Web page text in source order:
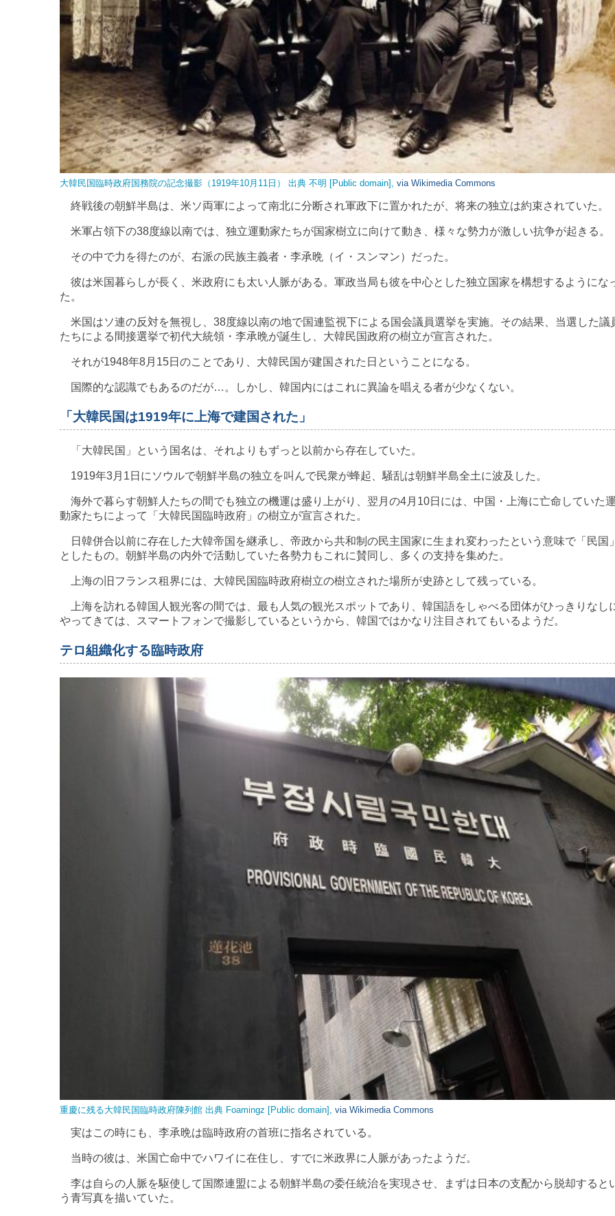
大韓民国臨時政府国務院の記念撮影（1919年10月11日） 出典 不明 [Public domain], via Wikimedia Commons
終戦後の朝鮮半島は、米ソ両軍によって南北に分断され軍政下に置かれたが、将来の独立は約束されていた。
米軍占領下の38度線以南では、独立運動家たちが国家樹立に向けて動き、様々な勢力が激しい抗争が起きる。
その中で力を得たのが、右派の民族主義者・李承晩（イ・スンマン）だった。
彼は米国暮らしが長く、米政府にも太い人脈がある。軍政当局も彼を中心とした独立国家を構想するようにな
た。
米国はソ連の反対を無視し、38度線以南の地で国連監視下による国会議員選挙を実施。その結果、当選した議
たちによる間接選挙で初代大統領・李承晩が誕生し、大韓民国政府の樹立が宣言された。
それが1948年8月15日のことであり、大韓民国が建国された日ということになる。
国際的な認識でもあるのだが…。しかし、韓国内にはこれに異論を唱える者が少なくない。
「大韓民国は1919年に上海で建国された」
「大韓民国」という国名は、それよりもずっと以前から存在していた。
1919年3月1日にソウルで朝鮮半島の独立を叫んで民衆が蜂起、騒乱は朝鮮半島全土に波及した。
海外で暮らす朝鮮人たちの間でも独立の機運は盛り上がり、翌月の4月10日には、中国・上海に亡命していた
動家たちによって「大韓民国臨時政府」の樹立が宣言された。
日韓併合以前に存在した大韓帝国を継承し、帝政から共和制の民主国家に生まれ変わったという意味で「民国
としたもの。朝鮮半島の内外で活動していた各勢力もこれに賛同し、多くの支持を集めた。
上海の旧フランス租界には、大韓民国臨時政府樹立の樹立された場所が史跡として残っている。
上海を訪れる韓国人観光客の間では、最も人気の観光スポットであり、韓国語をしゃべる団体がひっきりなし
やってきては、スマートフォンで撮影しているというから、韓国ではかなり注目されてもいるようだ。
テロ組織化する臨時政府
重慶に残る大韓民国臨時政府陳列館 出典 Foamingz [Public domain], via Wikimedia Commons
実はこの時にも、李承晩は臨時政府の首班に指名されている。
当時の彼は、米国亡命中でハワイに在住し、すでに米政界に人脈があったようだ。
李は自らの人脈を駆使して国際連盟による朝鮮半島の委任統治を実現させ、まずは日本の支配から脱却すると
う青写真を描いていた。